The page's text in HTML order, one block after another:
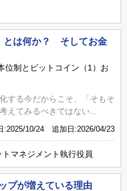
とは何か？ そしてお金
位制とビットコイン（1）お
する今だからこそ、「そもそ
えてみるべきではない...
:2025/10/24 追加日:2026/04/23
マネジメント執行役員
プが増えている理由